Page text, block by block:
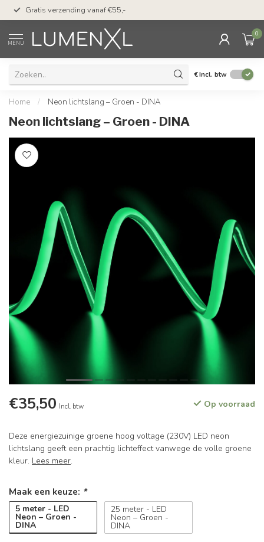
Gratis verzending vanaf €55,-
MENU
0
€Incl. btw
Home / Neon lichtslang – Groen - DINA
Neon lichtslang – Groen - DINA
€35,50 Incl. btw Op voorraad
Deze energiezuinige groene hoog voltage (230V) LED neon
lichtslang geeft een prachtig lichteffect vanwege de volle groene
kleur. Lees meer.
Maak een keuze: *
5 meter - LED
Neon – Groen -
DINA
25 meter - LED
Neon – Groen -
DINA